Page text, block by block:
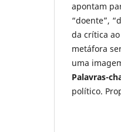
apontam
“doente”,
da crítica
metáfora
uma
Palavras-
político.